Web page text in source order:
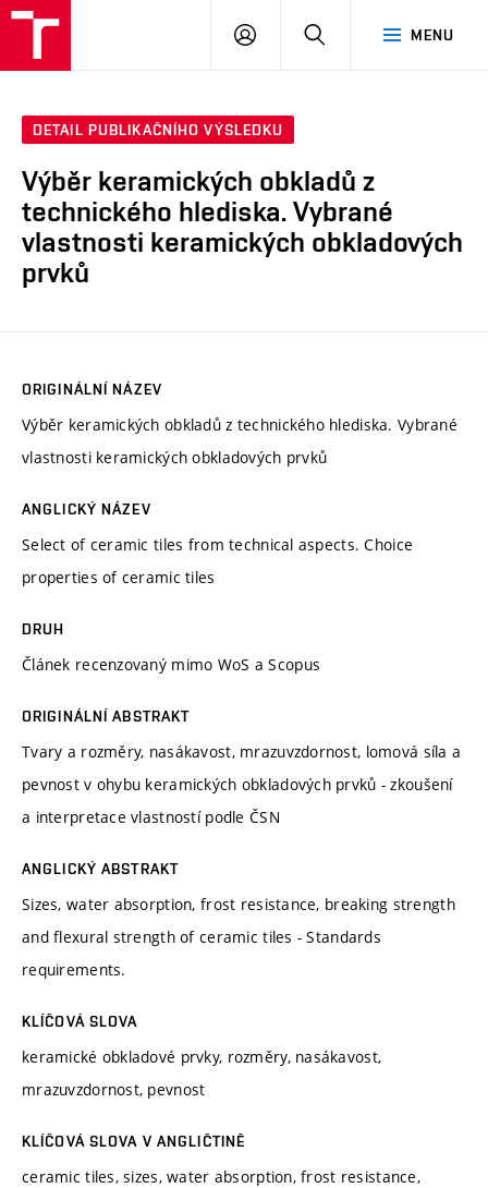
MENU
PŘIHLÁSIT
DETAIL PUBLIKAČNÍHO VÝSLEDKU
Výběr keramických obkladů z
technického hlediska. Vybrané
vlastnosti keramických obkladových
prvků
ORIGINÁLNÍ NÁZEV
Výběr keramických obkladů z technického hlediska. Vybrané
vlastnosti keramických obkladových prvků
ANGLICKÝ NÁZEV
Select of ceramic tiles from technical aspects. Choice
properties of ceramic tiles
DRUH
Článek recenzovaný mimo WoS a Scopus
ORIGINÁLNÍ ABSTRAKT
Tvary a rozměry, nasákavost, mrazuvzdornost, lomová síla a
pevnost v ohybu keramických obkladových prvků - zkoušení
a interpretace vlastností podle ČSN
ANGLICKÝ ABSTRAKT
Sizes, water absorption, frost resistance, breaking strength
and flexural strength of ceramic tiles - Standards
requirements.
KLÍČOVÁ SLOVA
keramické obkladové prvky, rozměry, nasákavost,
mrazuvzdornost, pevnost
KLÍČOVÁ SLOVA V ANGLIČTINĚ
ceramic tiles, sizes, water absorption, frost resistance,